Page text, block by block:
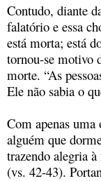
Contudo, diante
falatório e essa
está morta; está
tornou-se motivo
morte. “As
Ele não sabia o
Com apenas
alguém que
trazendo alegria
(vs. 42-43).